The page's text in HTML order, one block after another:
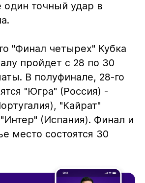
один точный удар в
"Финал четырех" Кубка
пройдет с 28 по 30
В полуфинале, 28-го
"Югра" (Россия) -
"Кайрат"
"Интер" (Испания). Финал и
место состоятся 30